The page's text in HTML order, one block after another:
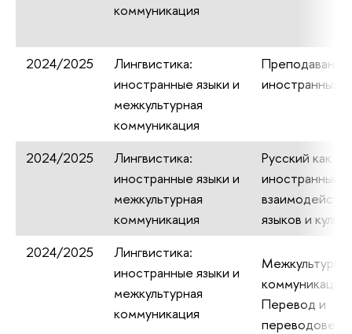
коммуникация
2024/2025
Лингвистика:
иностранные языки и
межкультурная
коммуникация
Преподавание
иностранных
2024/2025
Лингвистика:
иностранные языки и
межкультурная
коммуникация
Русский как
иностранный
языков и
2024/2025
Лингвистика:
иностранные языки и
межкультурная
коммуникация
коммуникация
Перевод и